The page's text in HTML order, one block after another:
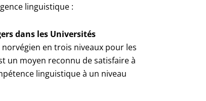
linguistique :
dans les Universités
en trois niveaux pour les
un moyen reconnu de satisfaire à
linguistique à un niveau